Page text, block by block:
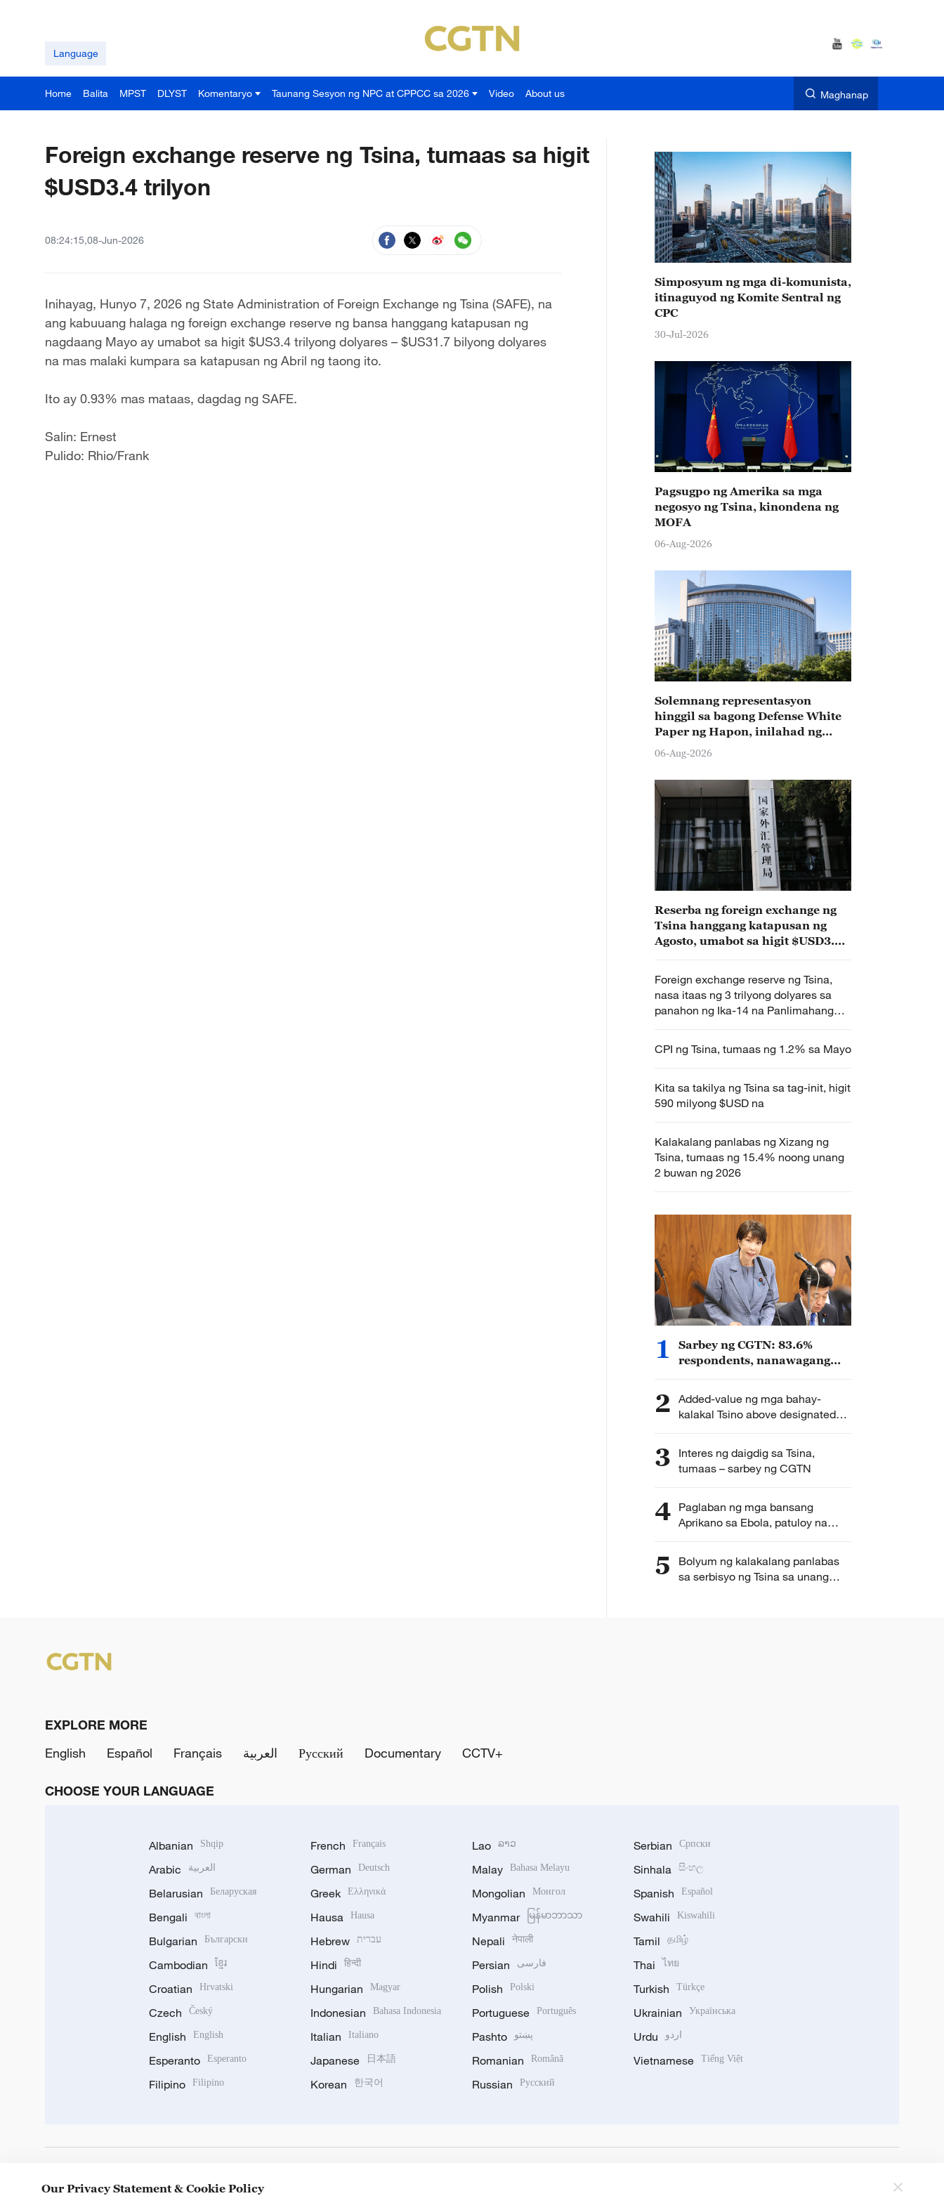
Language
Home Balita MPST DLYST Komentaryo Taunang Sesyon ng NPC at CPPCC sa 2026 Video About us Maghanap
Foreign exchange reserve ng Tsina, tumaas sa higit
$USD3.4 trilyon
08:24:15,08-Jun-2026
Inihayag, Hunyo 7, 2026 ng State Administration of Foreign Exchange ng Tsina (SAFE), na
ang kabuuang halaga ng foreign exchange reserve ng bansa hanggang katapusan ng
nagdaang Mayo ay umabot sa higit $US3.4 trilyong dolyares – $US31.7 bilyong dolyares
na mas malaki kumpara sa katapusan ng Abril ng taong ito.
Ito ay 0.93% mas mataas, dagdag ng SAFE.
Salin: Ernest
Pulido: Rhio/Frank
Simposyum ng mga di-komunista,
itinaguyod ng Komite Sentral ng
CPC
30-Jul-2026
Pagsugpo ng Amerika sa mga
negosyo ng Tsina, kinondena ng
MOFA
06-Aug-2026
Solemnang representasyon
hinggil sa bagong Defense White
Paper ng Hapon, inilahad ng
Tsina
06-Aug-2026
Reserba ng foreign exchange ng
Tsina hanggang katapusan ng
Agosto, umabot sa higit $USD3.3
Foreign exchange reserve ng Tsina,
nasa itaas ng 3 trilyong dolyares sa
panahon ng Ika-14 na Panlimahang
Taong Plano
CPI ng Tsina, tumaas ng 1.2% sa Mayo
Kita sa takilya ng Tsina sa tag-init, higit
590 milyong $USD na
Kalakalang panlabas ng Xizang ng
Tsina, tumaas ng 15.4% noong unang
2 buwan ng 2026
1
Sarbey ng CGTN: 83.6%
respondents, nanawagang
pagmamatyag sa ekspansyon
ng militar ng Hapon
2 Added-value ng mga bahay-
kalakal Tsino above designated
size sa industriya ng makinarya
2026
3
Interes ng daigdig sa Tsina,
tumaas – sarbey ng CGTN
4 Paglaban ng mga bansang
Aprikano sa Ebola, patuloy na
susuportahan ng Tsina
5
Bolyum ng kalakalang panlabas
sa serbisyo ng Tsina sa unang
EXPLORE MORE
English
Español Français العربية Русский Documentary CCTV+
CHOOSE YOUR LANGUAGE
Albanian Shqip
Arabic العربية
Belarusian Беларуская
Bengali বাংলা
Bulgarian Български
Cambodian ខ្មែរ
Croatian Hrvatski
Czech Český
English English
Esperanto Esperanto
Filipino Filipino
French Français
German Deutsch
Greek Ελληνικά
Hausa Hausa
Hebrew עברית
Hindi हिन्दी
Hungarian Magyar
Indonesian Bahasa Indonesia
Italian Italiano
Japanese 日本語
Korean 한국어
Lao ລາວ
Malay Bahasa Melayu
Mongolian Монгол
Myanmar မြန်မာဘာသာ
Nepali नेपाली
Persian فارسی
Polish Polski
Portuguese Português
Pashto پښتو
Romanian Română
Russian Русский
Serbian Српски
Sinhala සිංහල
Spanish Español
Swahili Kiswahili
Tamil தமிழ்
Thai ไทย
Turkish Türkçe
Ukrainian Українська
Urdu اردو
Vietnamese Tiếng Việt
Our Privacy Statement & Cookie Policy